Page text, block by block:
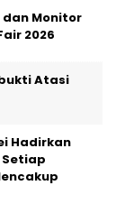
dan Monitor
2026
Atasi
Hadirkan